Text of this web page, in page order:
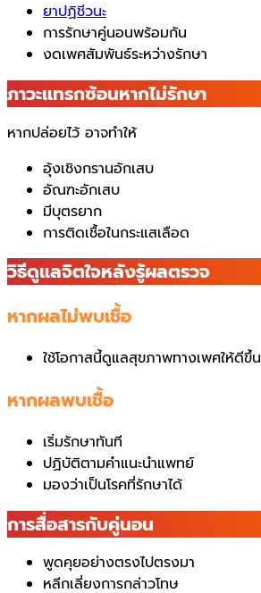
ยาปฏิชีวนะ
การรักษาคู่นอนพร้อมกัน
งดเพศสัมพันธ์ระหว่างรักษา
ภาวะแทรกซ้อนหากไม่รักษา
หากปล่อยไว้ อาจทำให้
อุ้งเชิงกรานอักเสบ
อัณฑะอักเสบ
มีบุตรยาก
การติดเชื้อในกระแสเลือด
วิธีดูแลจิตใจหลังรู้ผลตรวจ
หากผลไม่พบเชื้อ
ใช้โอกาสนี้ดูแลสุขภาพทางเพศให้ดีขึ้น
หากผลพบเชื้อ
เริ่มรักษาทันที
ปฏิบัติตามคำแนะนำแพทย์
มองว่าเป็นโรคที่รักษาได้
การสื่อสารกับคู่นอน
พูดคุยอย่างตรงไปตรงมา
หลีกเลี่ยงการกล่าวโทษ